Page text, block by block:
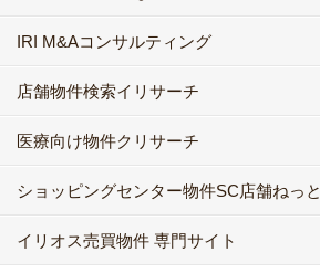
IRI M&Aコンサルティング
店舗物件検索イリサーチ
医療向け物件クリサーチ
ショッピングセンター物件SC店舗ねっと
イリオス売買物件 専門サイト